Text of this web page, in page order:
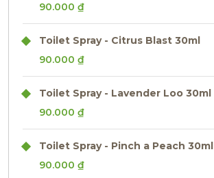
90.000 ₫
Toilet Spray - Citrus Blast 30ml
90.000 ₫
Toilet Spray - Lavender Loo 30ml
90.000 ₫
Toilet Spray - Pinch a Peach 30ml
90.000 ₫